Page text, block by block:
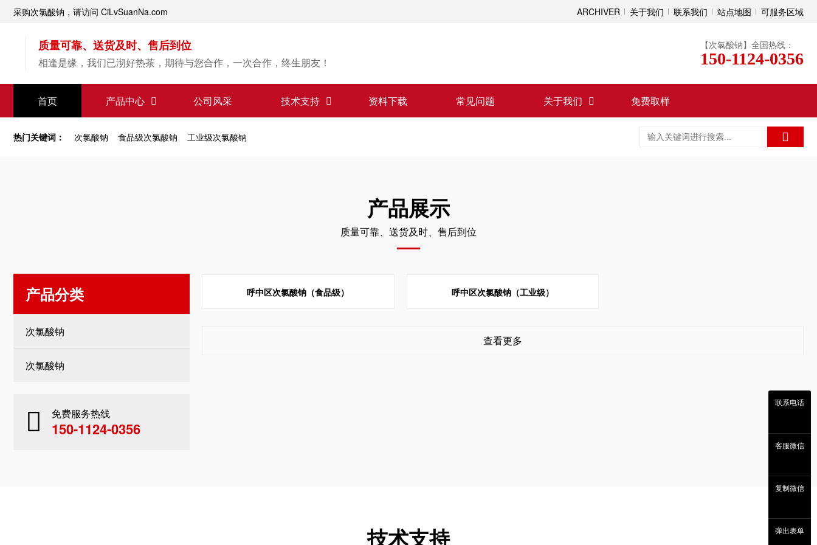
采购次氯酸钠，请访问 CiLvSuanNa.com ARCHIVER 关于我们 联系我们 站点地图 可服务区域
质量可靠、送货及时、售后到位
相逢是缘，我们已沏好热茶，期待与您合作，一次合作，终生朋友！
【次氯酸钠】全国热线：
150-1124-0356
首页 产品中心 公司风采 技术支持 资料下载 常见问题 关于我们 免费取样
【次氯酸钠】源头直供
专业经验，值得信赖
热门关键词： 次氯酸钠 食品级次氯酸钠 工业级次氯酸钠
产品展示
质量可靠、送货及时、售后到位
产品分类
次氯酸钠
次氯酸钠
免费服务热线
150-1124-0356
呼中区次氯酸钠（食品级） 呼中区次氯酸钠（工业级）
查看更多
技术支持
联系电话
客服微信
复制微信
弹出表单